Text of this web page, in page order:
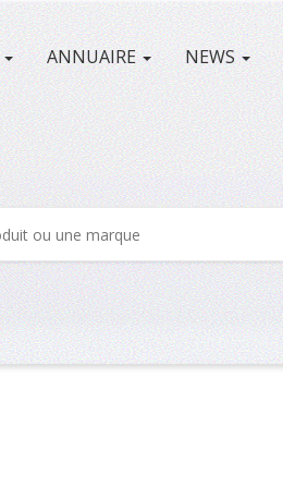
ANNUAIRE NEWS